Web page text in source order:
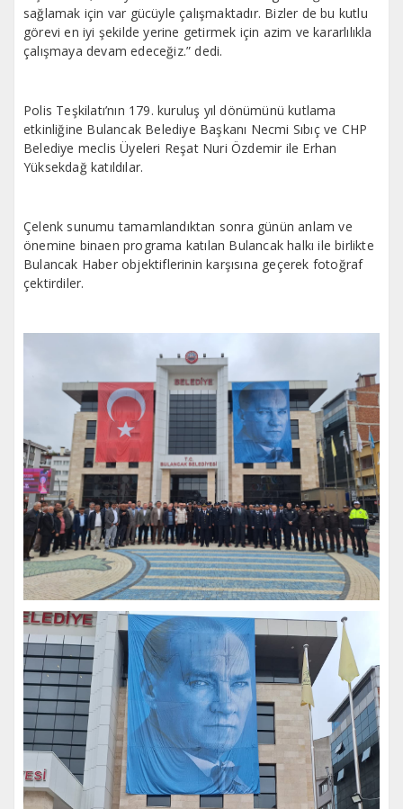
sağlamak için var gücüyle çalışmaktadır. Bizler de bu kutlu
görevi en iyi şekilde yerine getirmek için azim ve kararlılıkla
çalışmaya devam edeceğiz.” dedi.
Polis Teşkilatı’nın 179. kuruluş yıl dönümünü kutlama
etkinliğine Bulancak Belediye Başkanı Necmi Sıbıç ve CHP
Belediye meclis Üyeleri Reşat Nuri Özdemir ile Erhan
Yüksekdağ katıldılar.
Çelenk sunumu tamamlandıktan sonra günün anlam ve
önemine binaen programa katılan Bulancak halkı ile birlikte
Bulancak Haber objektiflerinin karşısına geçerek fotoğraf
çektirdiler.